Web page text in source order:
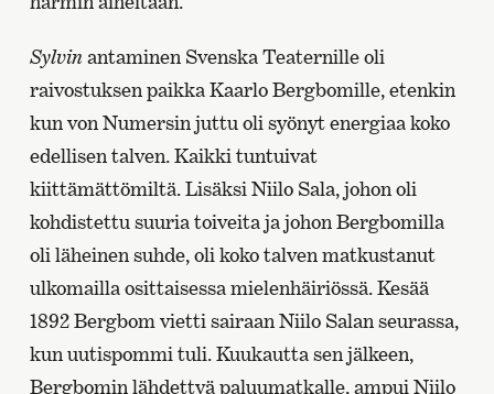
Sylvinantaminen Svenska Teaternille oli
raivostuksen paikka Kaarlo Bergbomille, etenkin
kun von Numersin juttu oli syönyt energiaa koko
edellisen talven. Kaikki tuntuivat
kiittämättömiltä. Lisäksi Niilo Sala, johon oli
kohdistettu suuria toiveita ja johon Bergbomilla
oli läheinen suhde, oli koko talven matkustanut
ulkomailla osittaisessa mielenhäiriössä. Kesää
1892 Bergbom vietti sairaan Niilo Salan seurassa,
kun uutispommi tuli. Kuukautta sen jälkeen,
Bergbomin lähdettyä paluumatkalle, ampui Niilo